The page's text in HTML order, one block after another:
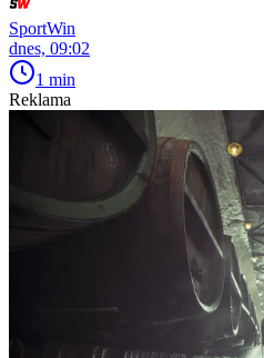
SportWin
dnes, 09:02
1 min
Reklama